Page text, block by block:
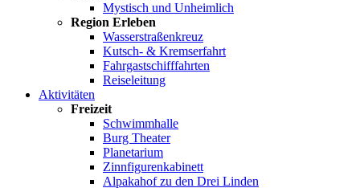
Mystisch und Unheimlich
Region Erleben
Wasserstraßenkreuz
Kutsch- & Kremserfahrt
Fahrgastschifffahrten
Reiseleitung
Aktivitäten
Freizeit
Schwimmhalle
Burg Theater
Planetarium
Zinnfigurenkabinett
Alpakahof zu den Drei Linden